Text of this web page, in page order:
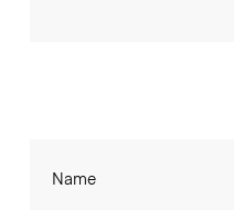
Name